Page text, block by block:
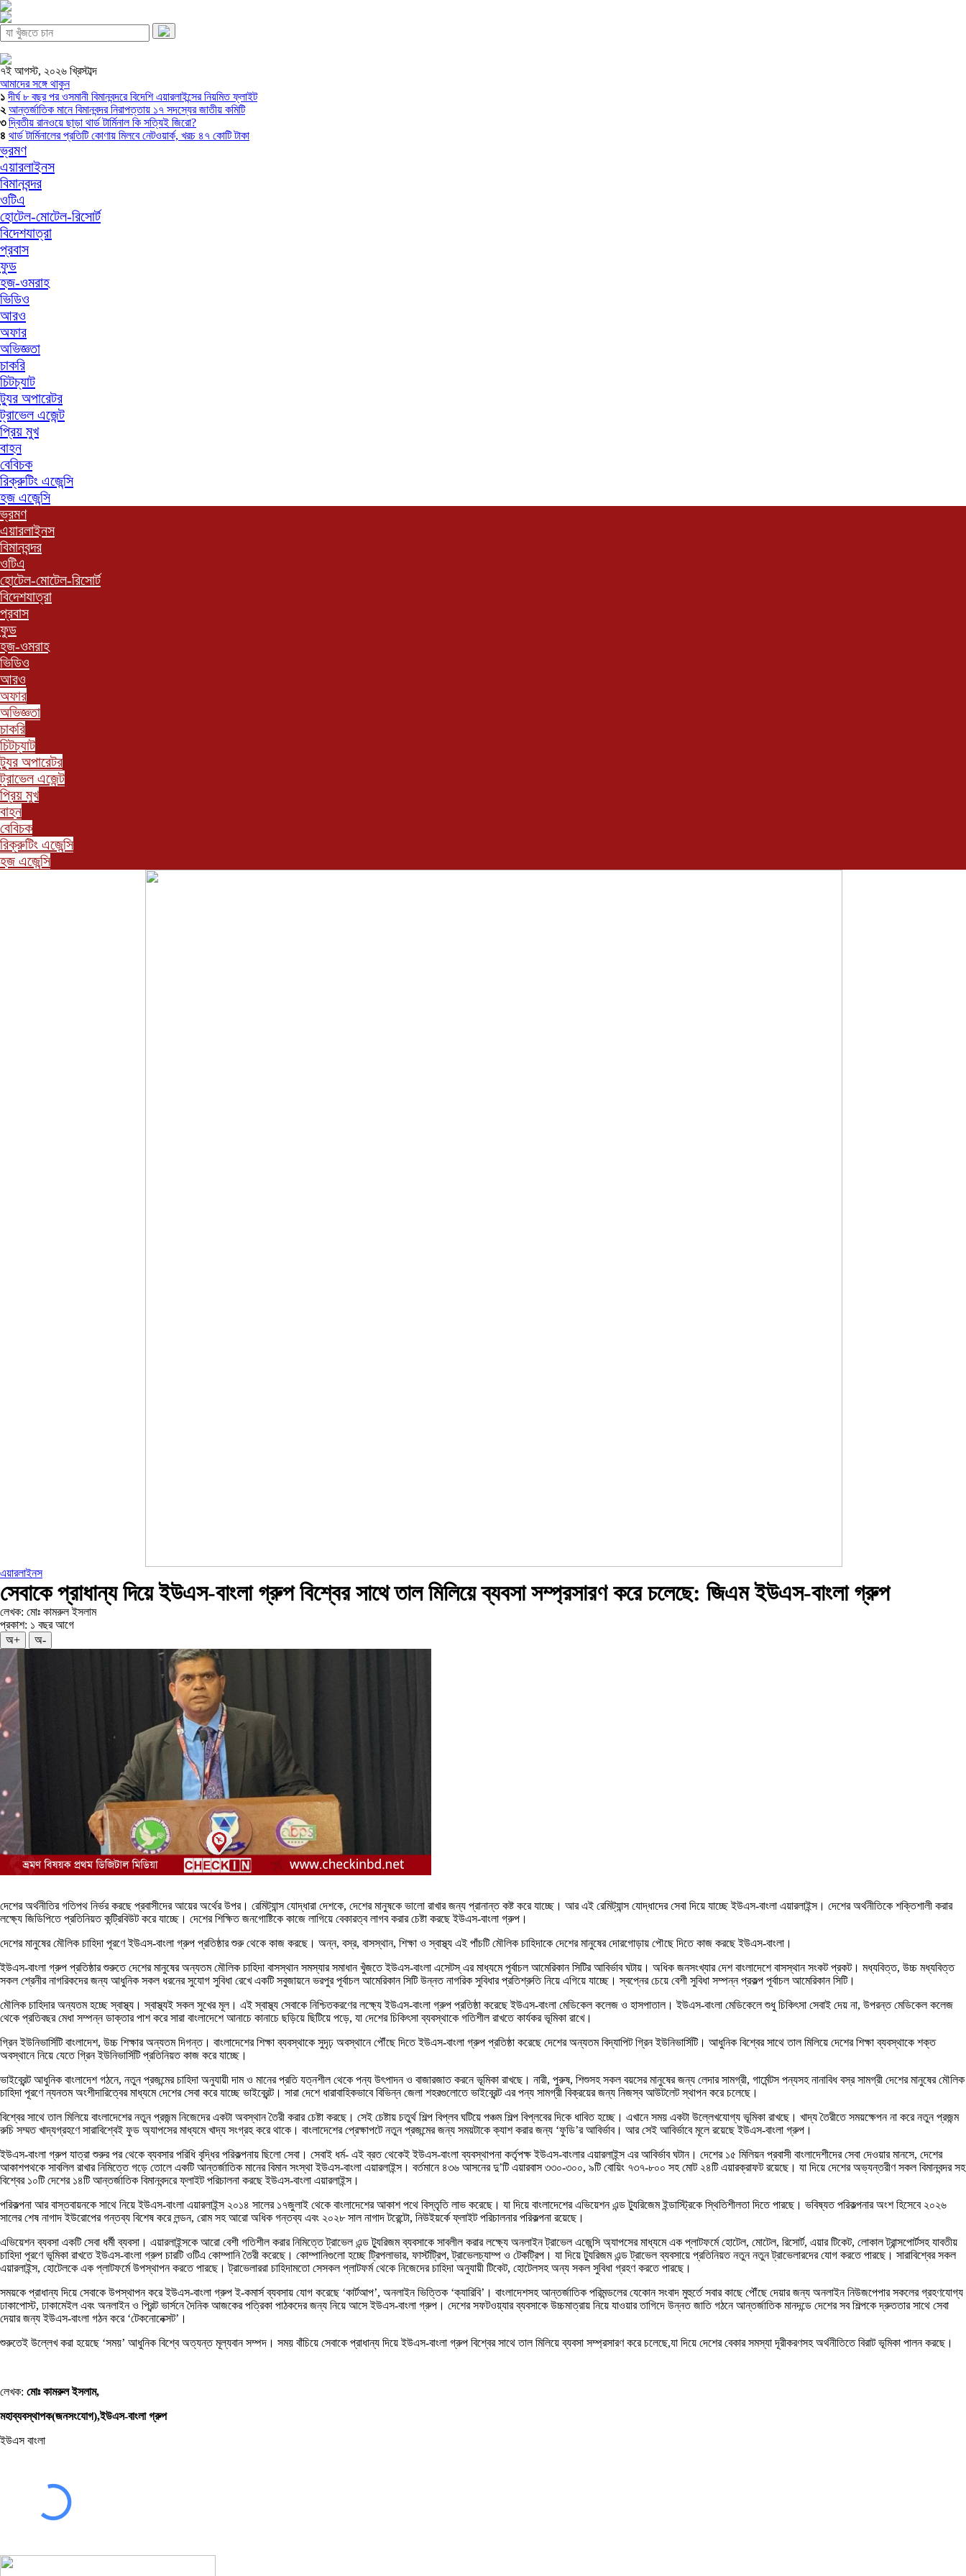
৭ই আগস্ট, ২০২৬ খ্রিস্টাব্দ
আমাদের সঙ্গে থাকুন
১ দীর্ঘ ৮ বছর পর ওসমানী বিমানবন্দরে বিদেশি এয়ারলাইন্সের নিয়মিত ফ্লাইট
২ আন্তর্জাতিক মানে বিমানবন্দর নিরাপত্তায় ১৭ সদস্যের জাতীয় কমিটি
৩ দ্বিতীয় রানওয়ে ছাড়া থার্ড টার্মিনাল কি সত্যিই জিরো?
৪ থার্ড টার্মিনালের প্রতিটি কোণায় মিলবে নেটওয়ার্ক, খরচ ৪৭ কোটি টাকা
ভ্রমণ
এয়ারলাইনস
বিমানবন্দর
ওটিএ
হোটেল-মোটেল-রিসোর্ট
বিদেশযাত্রা
প্রবাস
ফুড
হজ-ওমরাহ
ভিডিও
আরও
অফার
অভিজ্ঞতা
চাকরি
চিটচ্যাট
ট্যুর অপারেটর
ট্রাভেল এজেন্ট
প্রিয় মুখ
বাহন
বেবিচক
রিক্রুটিং এজেন্সি
হজ এজেন্সি
ভ্রমণ
এয়ারলাইনস
বিমানবন্দর
ওটিএ
হোটেল-মোটেল-রিসোর্ট
বিদেশযাত্রা
প্রবাস
ফুড
হজ-ওমরাহ
ভিডিও
আরও
অফার
অভিজ্ঞতা
চাকরি
চিটচ্যাট
ট্যুর অপারেটর
ট্রাভেল এজেন্ট
প্রিয় মুখ
বাহন
বেবিচক
রিক্রুটিং এজেন্সি
হজ এজেন্সি
এয়ারলাইনস
সেবাকে প্রাধান্য দিয়ে ইউএস-বাংলা গ্রুপ বিশ্বের সাথে তাল মিলিয়ে ব্যবসা সম্প্রসারণ করে চলেছে: জিএম ইউএস-বাংলা গ্রুপ
লেখক: মোঃ কামরুল ইসলাম
প্রকাশ: ১ বছর আগে
অ+
অ-
দেশের অর্থনীতির গতিপথ নির্ভর করছে প্রবাসীদের আয়ের অর্থের উপর। রেমিট্যান্স যোদ্ধারা দেশকে, দেশের মানুষকে ভালো রাখার জন্য প্রানান্ত কষ্ট করে যাচ্ছে। আর এই রেমিট্যান্স যোদ্ধাদের সেবা দিয়ে যাচ্ছে ইউএস-বাংলা এয়ারলাইন্স। দেশের অর্থনীতিকে শক্তিশালী করার
লক্ষ্যে জিডিপিতে প্রতিনিয়ত কন্ট্রিবিউট করে যাচ্ছে। দেশের শিক্ষিত জনগোষ্টিকে কাজে লাগিয়ে বেকারত্ব লাগব করার চেষ্টা করছে ইউএস-বাংলা গ্রুপ।
দেশের মানুষের মৌলিক চাহিদা পূরণে ইউএস-বাংলা গ্রুপ প্রতিষ্ঠার শুরু থেকে কাজ করছে। অন্ন, বস্র, বাসস্থান, শিক্ষা ও স্বাস্থ্য এই পাঁচটি মৌলিক চাহিদাকে দেশের মানুষের দোরগোড়ায় পৌছে দিতে কাজ করছে ইউএস-বাংলা।
ইউএস-বাংলা গ্রুপ প্রতিষ্ঠার শুরুতে দেশের মানুষের অন্যতম মৌলিক চাহিদা বাসস্থান সমস্যার সমাধান খুঁজতে ইউএস-বাংলা এসেটস্ এর মাধ্যমে পূর্বাচল আমেরিকান সিটির আবির্ভাব ঘটায়। অধিক জনসংখ্যার দেশ বাংলাদেশে বাসস্থান সংকট প্রকট। মধ্যবিত্ত, উচ্চ মধ্যবিত্ত
সকল শ্রেনীর নাগরিকদের জন্য আধুনিক সকল ধরনের সুযোগ সুবিধা রেখে একটি সবুজায়নে ভরপুর পূর্বাচল আমেরিকান সিটি উন্নত নাগরিক সুবিধার প্রতিশ্রুতি নিয়ে এগিয়ে যাচ্ছে। স্বপ্নের চেয়ে বেশী সুবিধা সম্পন্ন প্রকল্প পূর্বাচল আমেরিকান সিটি।
মৌলিক চাহিদার অন্যতম হচ্ছে স্বাস্থ্য। স্বাস্থ্যই সকল সুখের মূল। এই স্বাস্থ্য সেবাকে নিশ্চিতকরণের লক্ষ্যে ইউএস-বাংলা গ্রুপ প্রতিষ্ঠা করেছে ইউএস-বাংলা মেডিকেল কলেজ ও হাসপাতাল। ইউএস-বাংলা মেডিকেলে শুধু চিকিৎসা সেবাই দেয় না, উপরন্ত মেডিকেল কলেজ
থেকে প্রতিবছর মেধা সম্পন্ন ডাক্তার পাশ করে সারা বাংলাদেশে আনাচে কানাচে ছড়িয়ে ছিটিয়ে পড়ে, যা দেশের চিকিৎসা ব্যবস্থাকে গতিশীল রাখতে কার্যকর ভূমিকা রাখে।
গ্রিন ইউনিভার্সিটি বাংলাদেশ, উচ্চ শিক্ষার অন্যতম দিগন্ত। বাংলাদেশের শিক্ষা ব্যবস্থাকে সুদৃঢ় অবস্থানে পৌঁছে দিতে ইউএস-বাংলা গ্রুপ প্রতিষ্ঠা করেছে দেশের অন্যতম বিদ্যাপিট গ্রিন ইউনিভার্সিটি। আধুনিক বিশ্বের সাথে তাল মিলিয়ে দেশের শিক্ষা ব্যবস্থাকে শক্ত
অবস্থানে নিয়ে যেতে গ্রিন ইউনিভার্সিটি প্রতিনিয়ত কাজ করে যাচ্ছে।
ভাইব্রেন্ট আধুনিক বাংলাদেশ গঠনে, নতুন প্রজন্মের চাহিদা অনুযায়ী দাম ও মানের প্রতি যত্নশীল থেকে পন্য উৎপাদন ও বাজারজাত করনে ভূমিকা রাখছে। নারী, পুরুষ, শিশুসহ সকল বয়সের মানুষের জন্য লেদার সামগ্রী, গার্মেন্টস পন্যসহ নানাবিধ বস্র সামগ্রী দেশের মানুষের মৌলিক
চাহিদা পূরণে ন্যনতম অংশীদারিত্বের মাধ্যমে দেশের সেবা করে যাচ্ছে ভাইব্রেন্ট। সারা দেশে ধারাবাহিকভাবে বিভিন্ন জেলা শহরগুলোতে ভাইব্রেন্ট এর পন্য সামগ্রী বিক্রয়ের জন্য নিজস্ব আউটলেট স্থাপন করে চলেছে।
বিশ্বের সাথে তাল মিলিয়ে বাংলাদেশের নতুন প্রজন্ম নিজেদের একটা অবস্থান তৈরী করার চেষ্টা করছে। সেই চেষ্টায় চতুর্থ শিল্প বিপ্লব ঘটিয়ে পঞ্চম শিল্প বিপ্লবের দিকে ধাবিত হচ্ছে। এখানে সময় একটা উল্লেখযোগ্য ভূমিকা রাখছে। খাদ্য তৈরীতে সময়ক্ষেপন না করে নতুন প্রজন্ম
রুচি সম্মত খাদ্যগ্রহণে সারাবিশ্বেই ফুড অ্যাপসের মাধ্যমে খাদ্য সংগ্রহ করে থাকে। বাংলাদেশের প্রেক্ষাপটে নতুন প্রজন্মের জন্য সময়টাকে ক্যাশ করার জন্য ‘ফুডি’র আবির্ভাব। আর সেই আবির্ভাবে মূলে রয়েছে ইউএস-বাংলা গ্রুপ।
ইউএস-বাংলা গ্রুপ যাত্রা শুরুর পর থেকে ব্যবসার পরিধি বৃদ্ধির পরিকল্পনায় ছিলো সেবা। সেবাই ধর্ম- এই ব্রত থেকেই ইউএস-বাংলা ব্যবস্থাপনা কর্তৃপক্ষ ইউএস-বাংলার এয়ারলাইন্স এর আবির্ভাব ঘটান। দেশের ১৫ মিলিয়ন প্রবাসী বাংলাদেশীদের সেবা দেওয়ার মানসে, দেশের
আকাশপথকে সাবলিল রাখার নিমিত্তে গড়ে তোলে একটি আন্তর্জাতিক মানের বিমান সংস্থা ইউএস-বাংলা এয়ারলাইন্স। বর্তমানে ৪৩৬ আসনের দু’টি এয়ারবাস ৩৩০-৩০০, ৯টি বোয়িং ৭৩৭-৮০০ সহ মোট ২৪টি এয়ারক্রাফট রয়েছে। যা দিয়ে দেশের অভ্যন্তরীণ সকল বিমানবন্দর সহ
বিশ্বের ১০টি দেশের ১৪টি আন্তর্জাতিক বিমানবন্দরে ফ্লাইট পরিচালনা করছে ইউএস-বাংলা এয়ারলাইন্স।
পরিকল্পনা আর বাস্তবায়নকে সাথে নিয়ে ইউএস-বাংলা এয়ারলাইন্স ২০১৪ সালের ১৭জুলাই থেকে বাংলাদেশের আকাশ পথে বিস্তৃতি লাভ করেছে। যা দিয়ে বাংলাদেশের এভিয়েশন এন্ড ট্যুরিজেম ইন্ডাস্ট্রিকে স্থিতিশীলতা দিতে পারছে। ভবিষ্যত পরিকল্পনার অংশ হিসেবে ২০২৬
সালের শেষ নাগাদ ইউরোপের গন্তব্য বিশেষ করে লন্ডন, রোম সহ আরো অধিক গন্তব্য এবং ২০২৮ সাল নাগাদ টরেন্টো, নিউইয়র্কে ফ্লাইট পরিচালনার পরিকল্পনা রয়েছে।
এভিয়েশন ব্যবসা একটি সেবা ধর্মী ব্যবসা। এয়ারলাইন্সকে আরো বেশী গতিশীল করার নিমিত্তে ট্রাভেল এন্ড ট্যুরিজম ব্যবসাকে সাবলীল করার লক্ষ্যে অনলাইন ট্রাভেল এজেন্সি অ্যাপসের মাধ্যমে এক প্লাটফর্মে হোটেল, মোটেল, রিসোর্ট, এয়ার টিকেট, লোকাল ট্রান্সপোর্টসহ যাবতীয়
চাহিদা পূরণে ভূমিকা রাখতে ইউএস-বাংলা গ্রুপ চারটি ওটিএ কোম্পানি তৈরী করেছে। কোম্পানিগুলো হচ্ছে ট্রিপলাভার, ফার্স্টট্রিপ, ট্রাভেলচ্যাম্প ও টেকট্রিপ। যা দিয়ে ট্যুরিজম এন্ড ট্রাভেল ব্যবসায়ে প্রতিনিয়ত নতুন নতুন ট্রাভেলারদের যোগ করতে পারছে। সারাবিশ্বের সকল
এয়ারলাইন্স, হোটেলকে এক প্লাটফর্মে উপস্থাপন করতে পারছে। ট্রাভেলাররা চাহিদামতো সেসকল প্লাটফর্ম থেকে নিজেদের চাহিদা অনুযায়ী টিকেট, হোটেলসহ অন্য সকল সুবিধা গ্রহণ করতে পারছে।
সময়কে প্রাধান্য দিয়ে সেবাকে উপস্থাপন করে ইউএস-বাংলা গ্রুপ ই-কমার্স ব্যবসায় যোগ করেছে ‘কার্টআপ’, অনলাইন ভিত্তিক ‘ক্যারিবি’। বাংলাদেশসহ আন্তর্জাতিক পরিমন্ডলের যেকোন সংবাদ মুহুর্তে সবার কাছে পৌঁছে দেয়ার জন্য অনলাইন নিউজপেপার সকলের গ্রহণযোগ্য
ঢাকাপোস্ট, ঢাকামেইল এবং অনলাইন ও প্রিন্ট ভার্সনে দৈনিক আজকের পত্রিকা পাঠকদের জন্য নিয়ে আসে ইউএস-বাংলা গ্রুপ। দেশের সফটওয়্যার ব্যবসাকে উচ্চমাত্রায় নিয়ে যাওয়ার তাগিদে উন্নত জাতি গঠনে আন্তর্জাতিক মানদন্ডে দেশের সব শিল্পকে দ্রুততার সাথে সেবা
দেয়ার জন্য ইউএস-বাংলা গঠন করে ‘টেকনোনেক্সট’।
শুরুতেই উল্লেখ করা হয়েছে ‘সময়’ আধুনিক বিশ্বে অত্যন্ত মূল্যবান সম্পদ। সময় বাঁচিয়ে সেবাকে প্রাধান্য দিয়ে ইউএস-বাংলা গ্রুপ বিশ্বের সাথে তাল মিলিয়ে ব্যবসা সম্প্রসারণ করে চলেছে,যা দিয়ে দেশের বেকার সমস্যা দূরীকরণসহ অর্থনীতিতে বিরাট ভূমিকা পালন করছে।
লেখক: মোঃ কামরুল ইসলাম,
মহাব্যবস্থাপক(জনসংযোগ),ইউএস-বাংলা গ্রুপ
ইউএস বাংলা